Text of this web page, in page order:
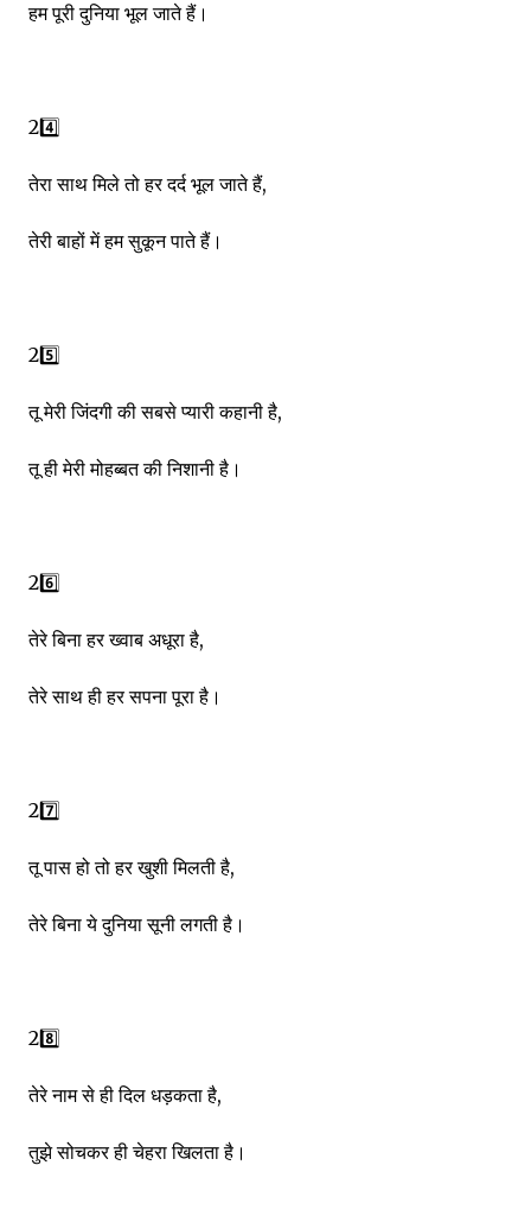
हम पूरी दुनिया भूल जाते हैं।
24️⃣
तेरा साथ मिले तो हर दर्द भूल जाते हैं,
तेरी बाहों में हम सुकून पाते हैं।
25️⃣
तू मेरी जिंदगी की सबसे प्यारी कहानी है,
तू ही मेरी मोहब्बत की निशानी है।
26️⃣
तेरे बिना हर ख्वाब अधूरा है,
तेरे साथ ही हर सपना पूरा है।
27️⃣
तू पास हो तो हर खुशी मिलती है,
तेरे बिना ये दुनिया सूनी लगती है।
28️⃣
तेरे नाम से ही दिल धड़कता है,
तुझे सोचकर ही चेहरा खिलता है।